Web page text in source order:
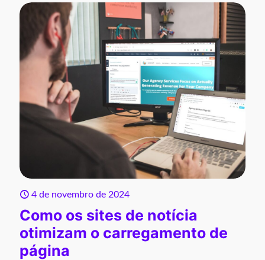
4 de novembro de 2024
Como os sites de notícia
otimizam o carregamento de
página